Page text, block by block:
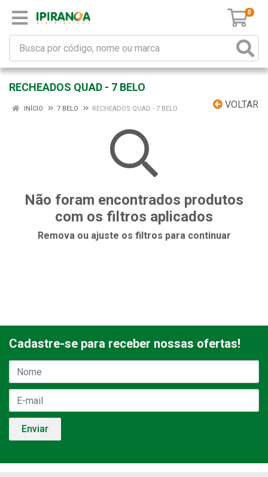
0
RECHEADOS QUAD - 7 BELO
VOLTAR
INÍCIO 7 BELO RECHEADOS QUAD - 7 BELO
Não foram encontrados produtos
com os filtros aplicados
Remova ou ajuste os filtros para continuar
Cadastre-se para receber nossas ofertas!